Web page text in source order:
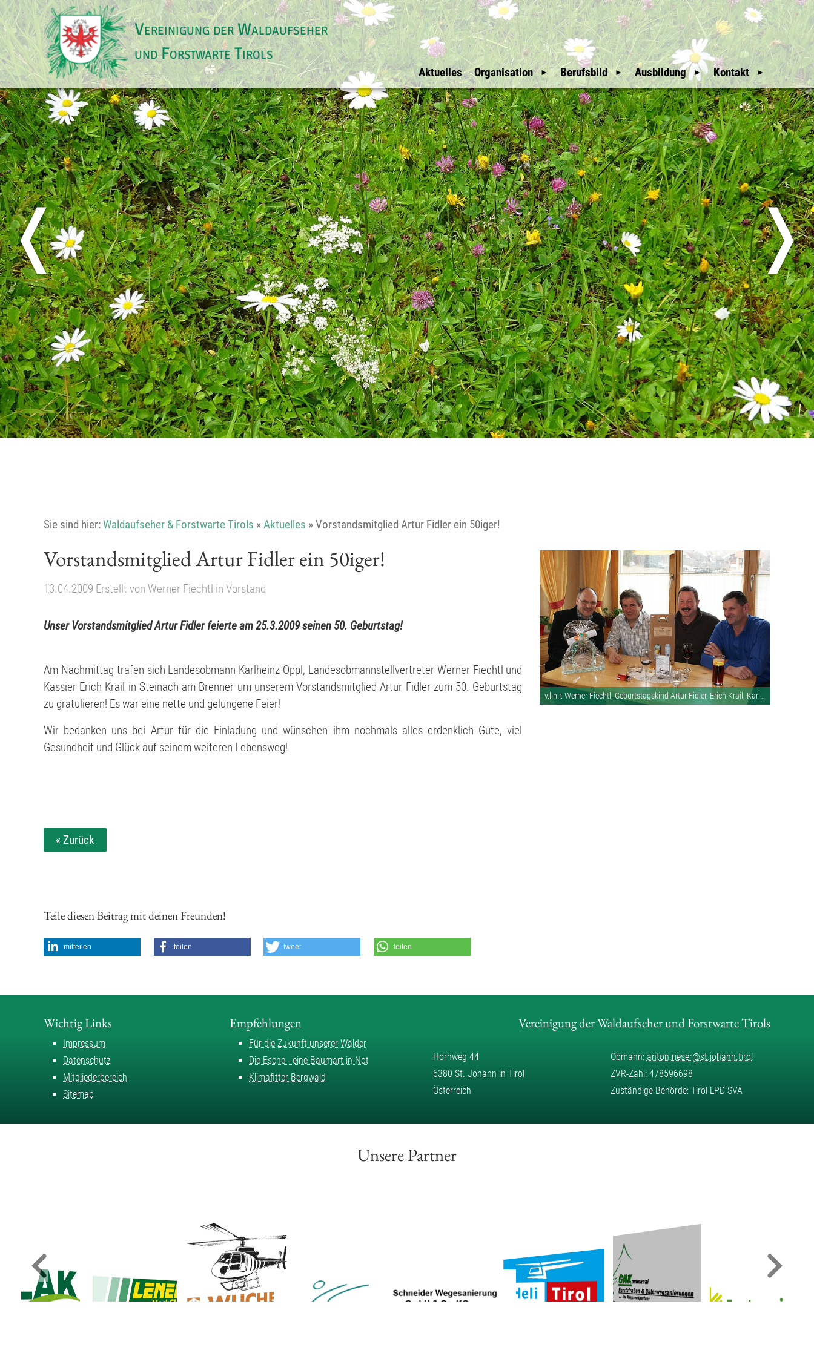
Vereinigung der Waldaufseher
und Forstwarte Tirols
Aktuelles Organisation
Überblick
Vorstand
Vorstandsmitglieder
BFI Vertreter
Rechnungsprüfer
Berufsbild
Wir Waldaufseher
Unsere Geschichte
Ausbildung
Auswahl und
Ausbildung
Kontakt
Allgemein
Impressum
Datenschutz
Ihre Werbung bei
uns?
E-Mail
Waldaufseher Tirols
Überblick
Innsbruck Stadt
Innsbruck Land
Schwaz
Kufstein
Kitzbühel
Osttirol
Imst
Reutte
Landeck
Mitgliederbereich
An- & Abmeldung
Mitglieder
Weitere Hinweise
Downloads
Nützliche Links
Sitemap
Erweiterte Suche
❬ ❭
Sie sind hier:Waldaufseher & Forstwarte Tirols » Aktuelles » Vorstandsmitglied Artur Fidler ein 50iger!
Vorstandsmitglied Artur Fidler ein 50iger!
13.04.2009 Erstellt von Werner Fiechtl in Vorstand
Unser Vorstandsmitglied Artur Fidler feierte am 25.3.2009 seinen 50. Geburtstag!
Am Nachmittag trafen sich Landesobmann Karlheinz Oppl, Landesobmannstellvertreter Werner Fiechtl und
Kassier Erich Krail in Steinach am Brenner um unserem Vorstandsmitglied Artur Fidler zum 50. Geburtstag
zu gratulieren! Es war eine nette und gelungene Feier!
Wir bedanken uns bei Artur für die Einladung und wünschen ihm nochmals alles erdenklich Gute, viel
Gesundheit und Glück auf seinem weiteren Lebensweg!
v.l.n.r. Werner Fiechtl, Geburtstagskind Artur Fidler, Erich Krail, Karlheinz Oppl
« Zurück
Teile diesen Beitrag mit deinen Freunden!
mitteilen teilen tweet teilen
Wichtig Links
Impressum
Datenschutz
Mitgliederbereich
Sitemap
Empfehlungen
Für die Zukunft unserer Wälder
Die Esche - eine Baumart in Not
Klimafitter Bergwald
Vereinigung der Waldaufseher und Forstwarte Tirols
Hornweg 44
6380 St. Johann in Tirol
Österreich
Obmann: anton.rieser@st.johann.tirol
ZVR-Zahl: 478596698
Zuständige Behörde: Tirol LPD SVA
Unsere Partner